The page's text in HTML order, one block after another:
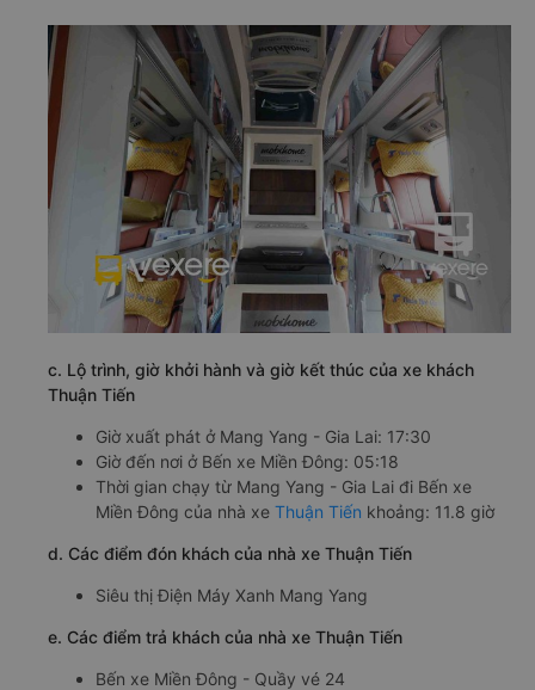
c. Lộ trình, giờ khởi hành và giờ kết thúc của xe khách
Thuận Tiến
Giờ xuất phát ở Mang Yang - Gia Lai: 17:30
Giờ đến nơi ở Bến xe Miền Đông: 05:18
Thời gian chạy từ Mang Yang - Gia Lai đi Bến xe
Miền Đông của nhà xe Thuận Tiến khoảng: 11.8 giờ
d. Các điểm đón khách của nhà xe Thuận Tiến
Siêu thị Điện Máy Xanh Mang Yang
e. Các điểm trả khách của nhà xe Thuận Tiến
Bến xe Miền Đông - Quầy vé 24